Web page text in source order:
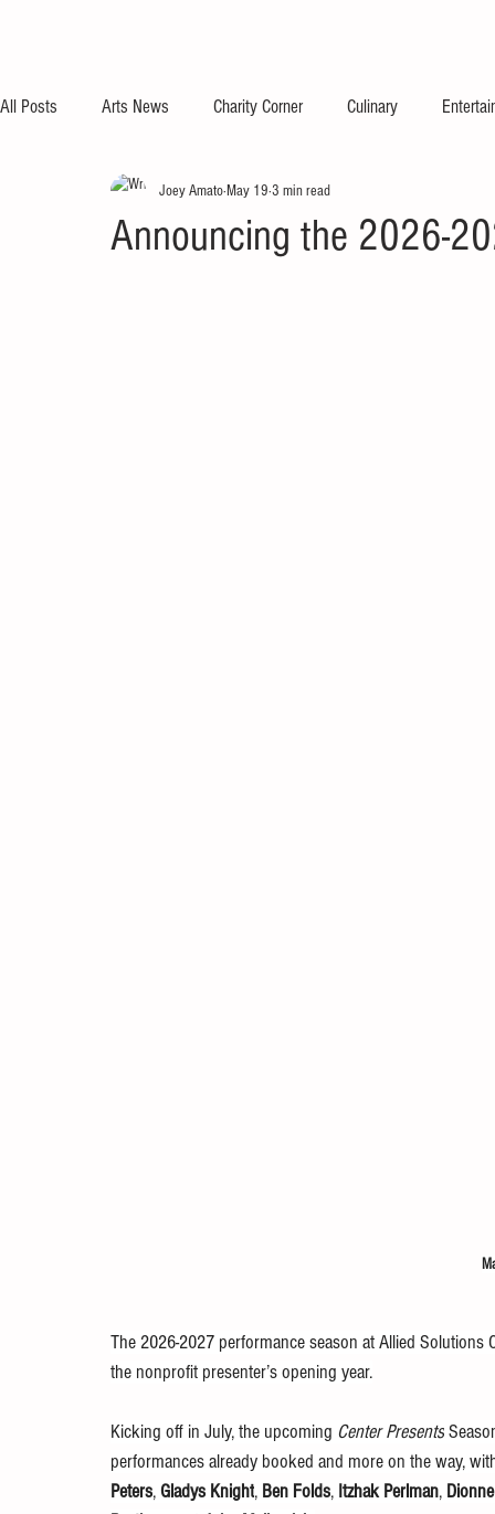
All Posts Arts News Charity Corner Culinary
Announcing the 2026-
Joey AmatoMay 19 3 min read
The 2026-2027 performance season at Allied
the nonprofit presenter’s opening year.
Kicking off in July, the upcoming Center Presents
performances already booked and more on the way,
Peters, Gladys Knight, Ben Folds, Itzhak Perlman,